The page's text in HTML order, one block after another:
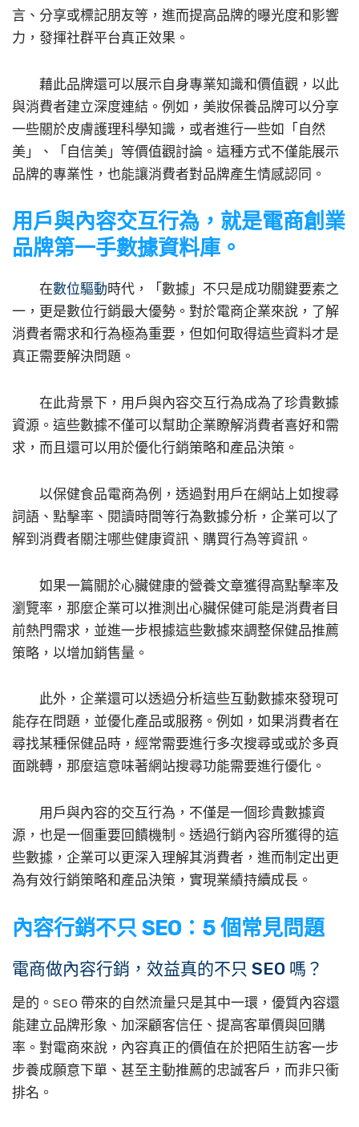
言、分享或標記朋友等，進而提高品牌的曝光度和影響
力，發揮社群平台真正效果。
藉此品牌還可以展示自身專業知識和價值觀，以此
與消費者建立深度連結。例如，美妝保養品牌可以分享
一些關於皮膚護理科學知識，或者進行一些如「自然
美」、「自信美」等價值觀討論。這種方式不僅能展示
品牌的專業性，也能讓消費者對品牌產生情感認同。
用戶與內容交互行為，就是電商創業
品牌第一手數據資料庫。
在數位驅動時代，「數據」不只是成功關鍵要素之
一，更是數位行銷最大優勢。對於電商企業來說，了解
消費者需求和行為極為重要，但如何取得這些資料才是
真正需要解決問題。
在此背景下，用戶與內容交互行為成為了珍貴數據
資源。這些數據不僅可以幫助企業瞭解消費者喜好和需
求，而且還可以用於優化行銷策略和產品決策。
以保健食品電商為例，透過對用戶在網站上如搜尋
詞語、點擊率、閱讀時間等行為數據分析，企業可以了
解到消費者關注哪些健康資訊、購買行為等資訊。
如果一篇關於心臟健康的營養文章獲得高點擊率及
瀏覽率，那麼企業可以推測出心臟保健可能是消費者目
前熱門需求，並進一步根據這些數據來調整保健品推薦
策略，以增加銷售量。
此外，企業還可以透過分析這些互動數據來發現可
能存在問題，並優化產品或服務。例如，如果消費者在
尋找某種保健品時，經常需要進行多次搜尋或或於多頁
面跳轉，那麼這意味著網站搜尋功能需要進行優化。
用戶與內容的交互行為，不僅是一個珍貴數據資
源，也是一個重要回饋機制。透過行銷內容所獲得的這
些數據，企業可以更深入理解其消費者，進而制定出更
為有效行銷策略和產品決策，實現業績持續成長。
內容行銷不只 SEO：5 個常見問題
電商做內容行銷，效益真的不只 SEO 嗎？
是的。SEO 帶來的自然流量只是其中一環，優質內容還
能建立品牌形象、加深顧客信任、提高客單價與回購
率。對電商來說，內容真正的價值在於把陌生訪客一步
步養成願意下單、甚至主動推薦的忠誠客戶，而非只衝
排名。